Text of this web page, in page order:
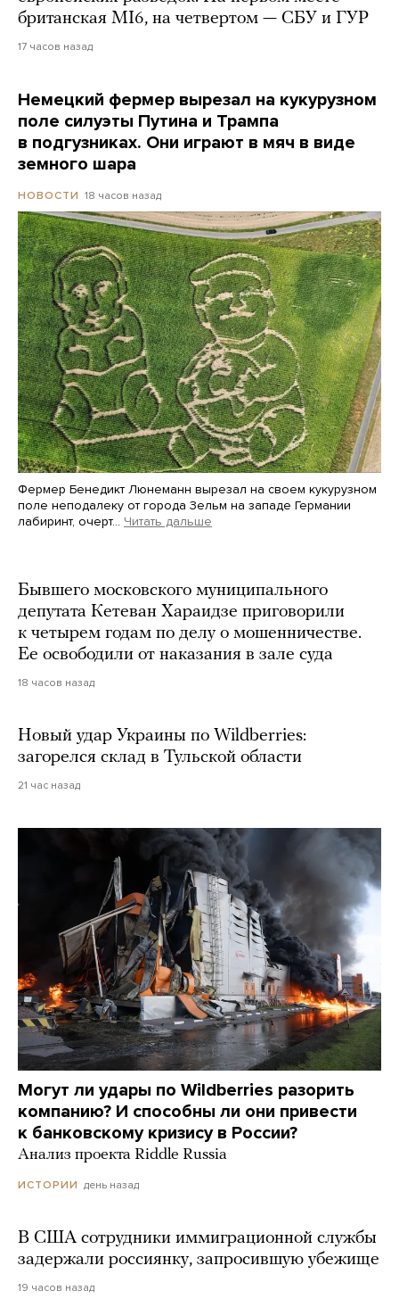
британская MI6, на четвертом — СБУ и ГУР
17 часов назад
Немецкий фермер вырезал на кукурузном
поле силуэты Путина и Трампа
в подгузниках. Они играют в мяч в виде
земного шара
НОВОСТИ 18 часов назад
Фермер Бенедикт Люнеманн вырезал на своем кукурузном
поле неподалеку от города Зельм на западе Германии
лабиринт, очерт… Читать дальше
Бывшего московского муниципального
депутата Кетеван Хараидзе приговорили
к четырем годам по делу о мошенничестве.
Ее освободили от наказания в зале суда
18 часов назад
Новый удар Украины по Wildberries:
загорелся склад в Тульской области
21 час назад
Могут ли удары по Wildberries разорить
компанию? И способны ли они привести
к банковскому кризису в России?
Анализ проекта Riddle Russia
ИСТОРИИ день назад
В США сотрудники иммиграционной службы
задержали россиянку, запросившую убежище
19 часов назад